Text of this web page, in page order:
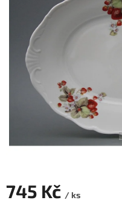
hvězdiček.
745 Kč / ks